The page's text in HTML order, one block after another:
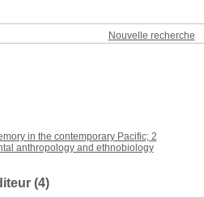
Nouvelle recherche
in the contemporary Pacific; 2
anthropology and ethnobiology
(4)